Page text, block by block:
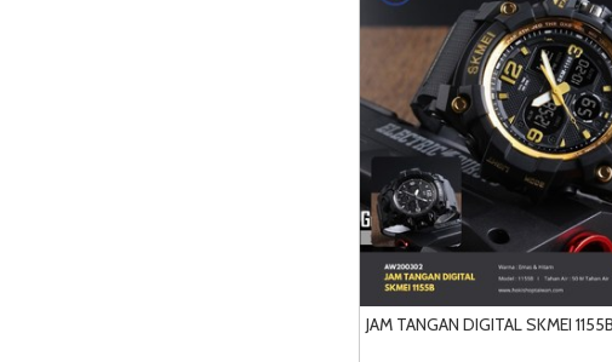
JAM TANGAN DIGITAL SKMEI 1155B